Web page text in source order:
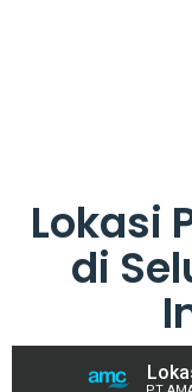
Lokasi
di